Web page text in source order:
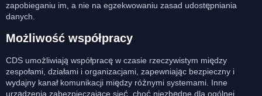
zapobieganiu im, a nie na egzekwowaniu zasad udostępniania
danych.
Możliwość współpracy
CDS umożliwiają współpracę w czasie rzeczywistym między
zespołami, działami i organizacjami, zapewniając bezpieczny i
wydajny kanał komunikacji między różnymi systemami. Inne
urządzenia zabezpieczające sieć, choć niezbędne dla ogólnej